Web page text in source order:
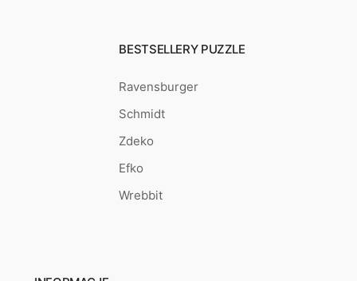
BESTSELLERY PUZZLE
Ravensburger
Schmidt
Zdeko
Efko
Wrebbit